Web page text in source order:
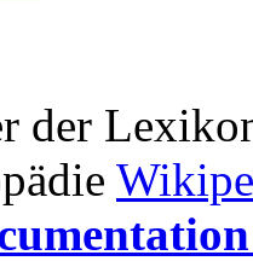
der